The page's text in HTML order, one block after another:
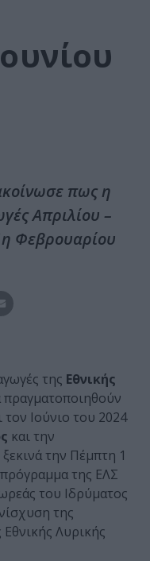
πως η
Απριλίου –
Φεβρουαρίου
της Εθνικής
Ιούνιο του 2024
και την
ξεκινά την Πέμπτη 1
της ΕΛΣ
του Ιδρύματος
της
Εθνικής Λυρικής